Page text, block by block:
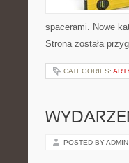
spacerami. Nowe
Strona została
CATEGORIES:
POSTED BY ADMIN